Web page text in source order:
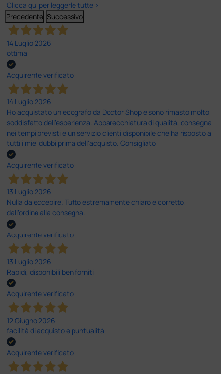
Clicca qui per leggerle tutte >
Precedente Successivo
14 Luglio 2026
ottima
Acquirente verificato
14 Luglio 2026
Ho acquistato un ecografo da Doctor Shop e sono rimasto molto
soddisfatto dell'esperienza. Apparecchiatura di qualità, consegna
nei tempi previsti e un servizio clienti disponibile che ha risposto a
tutti i miei dubbi prima dell'acquisto. Consigliato
Acquirente verificato
13 Luglio 2026
Nulla da eccepire. Tutto estremamente chiaro e corretto,
dall’ordine alla consegna.
Acquirente verificato
13 Luglio 2026
Rapidi, disponibili ben forniti
Acquirente verificato
12 Giugno 2026
facilità di acquisto e puntualità
Acquirente verificato